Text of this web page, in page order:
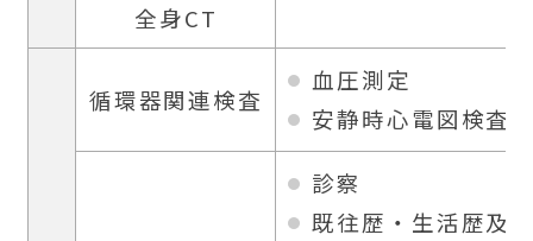
全身CT
循環器関連検査
血圧測定
安静時心電図検査
診察
既往歴・生活歴及